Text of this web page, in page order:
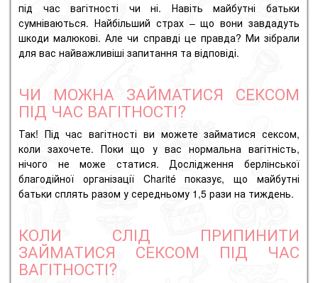
під час вагітності чи ні. Навіть майбутні батьки
сумніваються. Найбільший страх – що вони завдадуть
шкоди малюкові. Але чи справді це правда? Ми зібрали
для вас найважливіші запитання та відповіді.
ЧИ МОЖНА ЗАЙМАТИСЯ СЕКСОМ
ПІД ЧАС ВАГІТНОСТІ?
Так! Під час вагітності ви можете займатися сексом,
коли захочете. Поки що у вас нормальна вагітність,
нічого не може статися. Дослідження берлінської
благодійної організації Charité показує, що майбутні
батьки сплять разом у середньому 1,5 рази на тиждень.
КОЛИ СЛІД ПРИПИНИТИ
ЗАЙМАТИСЯ СЕКСОМ ПІД ЧАС
ВАГІТНОСТІ?